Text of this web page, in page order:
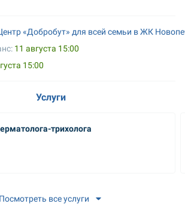
«Добробут» для всей семьи в ЖК
11 августа 15:00
15:00
Услуги
трихолога
Посмотреть все услуги